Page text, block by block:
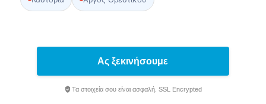
Ας ξεκινήσουμε
Τα στοιχεία σου είναι ασφαλή. SSL Encrypted